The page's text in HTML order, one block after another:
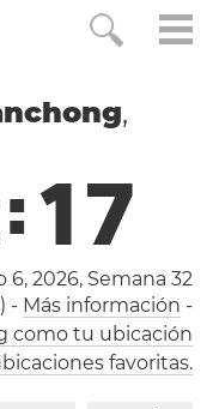
,
:17
6, 2026, Semana 32
- Más información -
como tu ubicación
favoritas.